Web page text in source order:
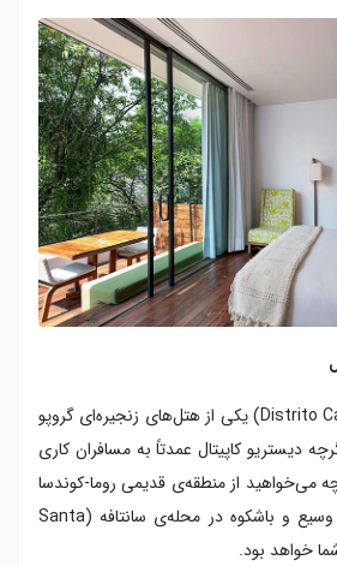
دیستریتو کاپیتال (Distrito Capital) یکی از هتل‌های زنجیره‌ای گروپو
دیستریو کاپیتال عمدتاً به مسافران کاری
می‌خواهید از منطقه‌ی قدیمی روما-کوندسا
فاصله بگیرید، این هتل وسیع و باشکوه در محله‌ی سانتافه (Santa